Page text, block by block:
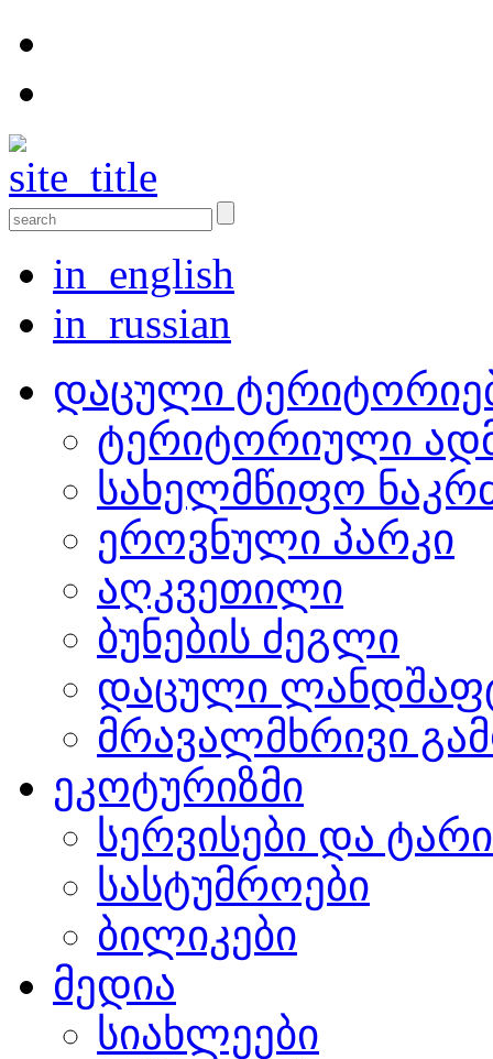
in_english
in_russian
დაცული
ტერიტორიული
სახელმწიფო
ეროვნული პარკი
აღკვეთილი
ბუნების ძეგლი
დაცული
მრავალმხრივი
ეკოტურიზმი
სერვისები და
სასტუმროები
ბილიკები
მედია
სიახლეები